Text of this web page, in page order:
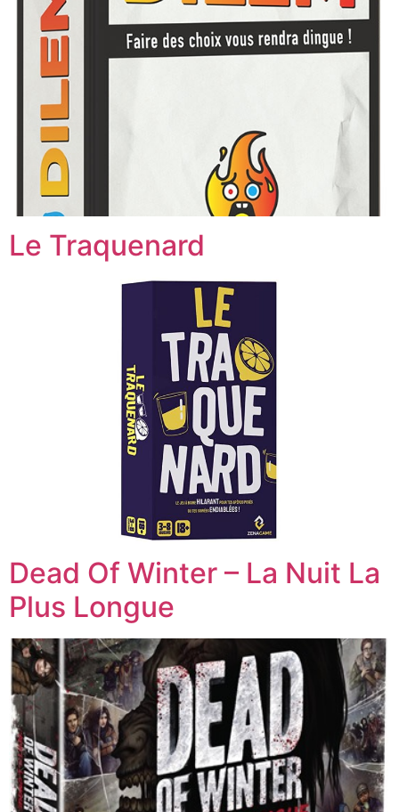
Le Traquenard
Dead Of Winter – La Nuit La
Plus Longue